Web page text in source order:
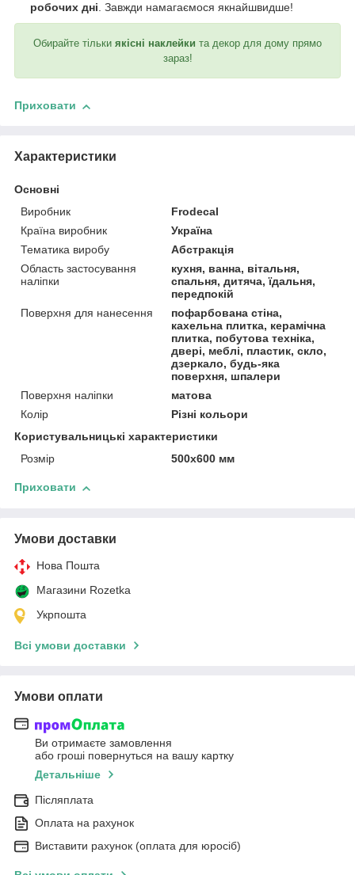
робочих дні. Завжди намагаємося якнайшвидше!
Обирайте тільки якісні наклейки та декор для дому прямо
зараз!
Приховати
Характеристики
Основні
Виробник
Frodecal
Країна виробник
Україна
Тематика виробу
Абстракція
Область застосування
наліпки
кухня, ванна, вітальня,
спальня, дитяча, їдальня,
передпокій
Поверхня для нанесення
пофарбована стіна,
кахельна плитка, керамічна
плитка, побутова техніка,
двері, меблі, пластик, скло,
дзеркало, будь-яка
поверхня, шпалери
Поверхня наліпки
матова
Колір
Різні кольори
Користувальницькі характеристики
Розмір
500x600 мм
Приховати
Умови доставки
Нова Пошта
Магазини Rozetka
Укрпошта
Всі умови доставки
Умови оплати
Ви отримаєте замовлення
або гроші повернуться на вашу картку
Детальніше
Післяплата
Оплата на рахунок
Виставити рахунок (оплата для юросіб)